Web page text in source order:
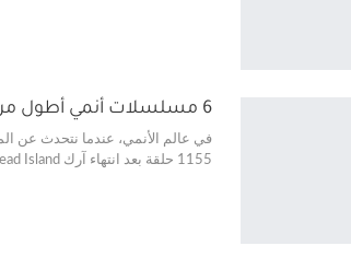
6 مسلسلات أنمي أطول من One Piece: تعرف عليها الآن!
1155 حلقة بعد انتهاء آرك Egghead Island في ديسمبر. يعتبر One…